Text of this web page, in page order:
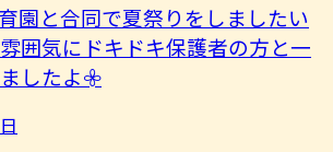
園と合同で夏祭りをしましたい
囲気にドキドキ保護者の方と一
したよ︎𖧷